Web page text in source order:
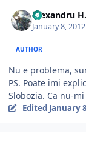
Alexandru H.
January 8, 2012
AUTHOR
Nu e problema,
PS. Poate imi
Slobozia. Ca nu-
Edited January